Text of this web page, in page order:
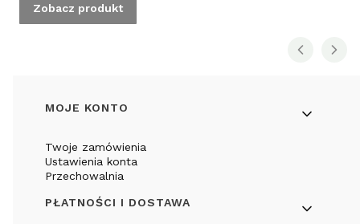
Zobacz produkt
Linki w stopce
MOJE KONTO
Twoje zamówienia
Ustawienia konta
Przechowalnia
PŁATNOŚCI I DOSTAWA